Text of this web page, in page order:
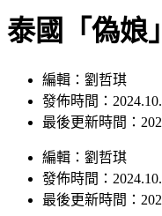
泰國「偽娘
編輯：劉哲琪
發佈時間：
最後更新時間：
編輯 ： 劉哲琪
發佈時間：
最後更新時間：